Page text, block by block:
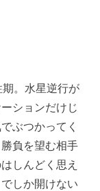
。水星逆行が
ションだけじ
ぶつかってく
負を望む相手
しんどく思え
しか開けない